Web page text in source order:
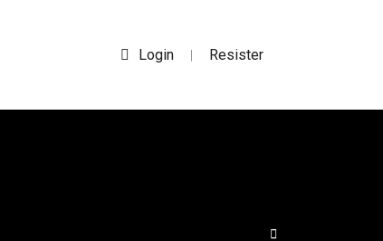
Login | Resister